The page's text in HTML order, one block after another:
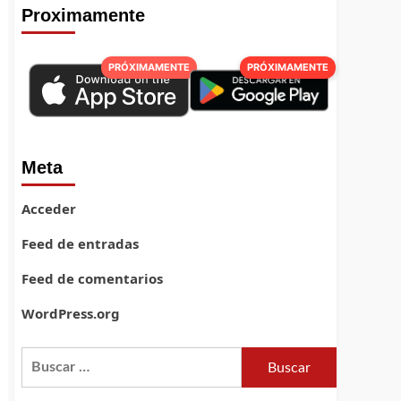
Proximamente
PRÓXIMAMENTE PRÓXIMAMENTE
Meta
Acceder
Feed de entradas
Feed de comentarios
WordPress.org
Buscar: